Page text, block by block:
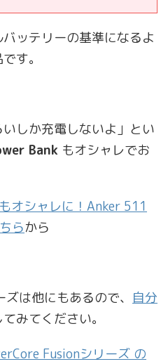
ッテリーの基準になるよ
す。
しか充電しないよ」とい
Bank もオシャレでお
オシャレに！Anker 511
らから
は他にもあるので、 自分
みてください。
Fusionシリーズ の